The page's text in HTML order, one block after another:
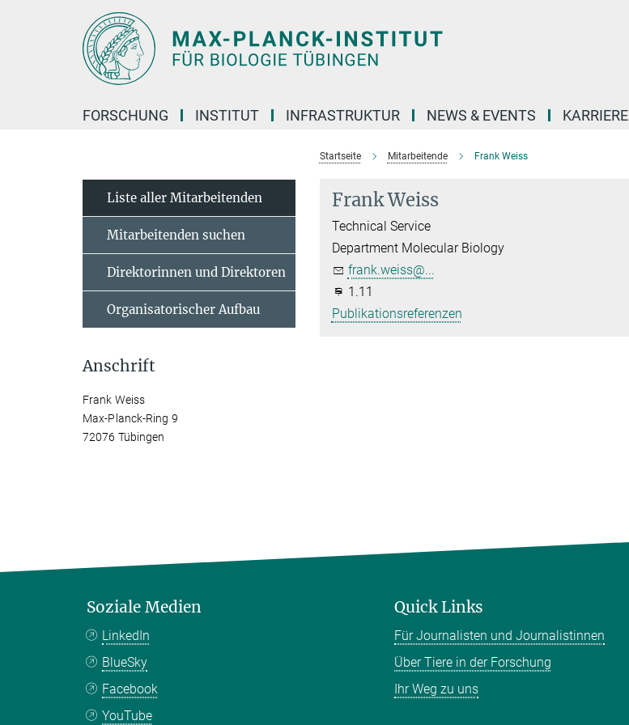
FORSCHUNG INSTITUT INFRASTRUKTUR NEWS & EVENTS KARRIERE
Startseite Mitarbeitende Frank Weiss
Frank Weiss
Technical Service
Department Molecular Biology
frank.weiss@...
1.11
Publikationsreferenzen
Liste aller Mitarbeitenden
Mitarbeitenden suchen
Direktorinnen und Direktoren
Organisatorischer Aufbau
Anschrift
Frank Weiss
Max-Planck-Ring 9
72076 Tübingen
Soziale Medien
LinkedIn
BlueSky
Facebook
YouTube
Quick Links
Für Journalisten und Journalistinnen
Über Tiere in der Forschung
Ihr Weg zu uns